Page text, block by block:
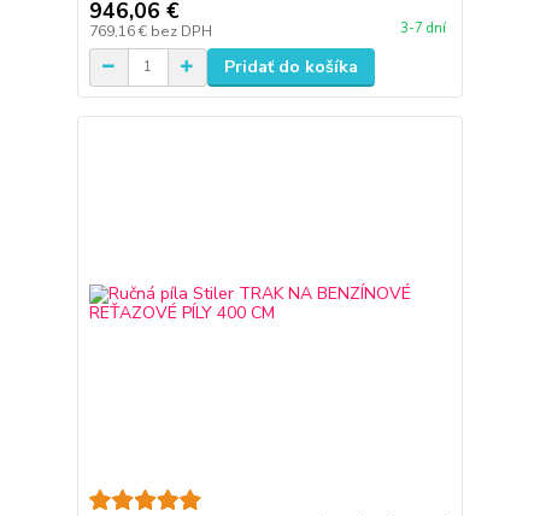
946,06 €
769,16 € bez DPH 3-7 dní
Pridať do košíka